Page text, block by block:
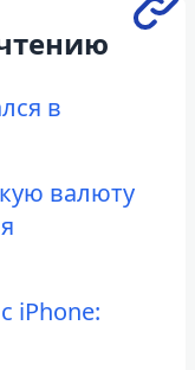
в
валюту
iPhone: